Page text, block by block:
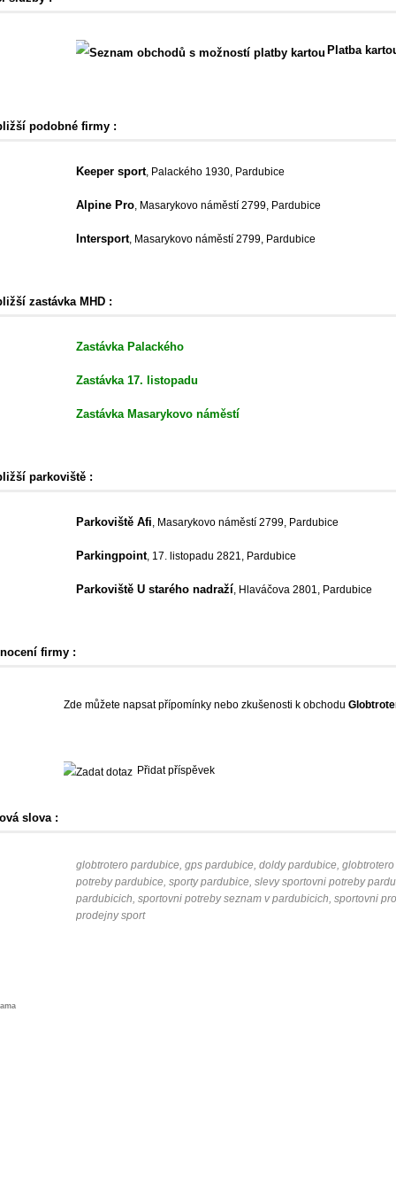
Platba
podobné firmy :
Keeper sport, Palackého 1930, Pardubice
Alpine Pro, Masarykovo náměstí 2799, Pardubice
Intersport, Masarykovo náměstí 2799, Pardubice
zastávka MHD :
Zastávka Palackého
Zastávka 17. listopadu
Zastávka Masarykovo náměstí
parkoviště :
Parkoviště Afi , Masarykovo náměstí 2799, Pardubice
Parkingpoint, 17. listopadu 2821, Pardubice
Parkoviště U starého nadraží, Hlaváčova 2801, Pardubice
firmy :
Zde můžete napsat přípomínky nebo zkušenosti k obchodu
Přidat příspěvek
slova :
globtrotero pardubice, gps pardubice, doldy pardubice,
potreby pardubice, sporty pardubice, slevy sportovni potreby
pardubicich, sportovni potreby seznam v pardubicich, sportovni
prodejny sport